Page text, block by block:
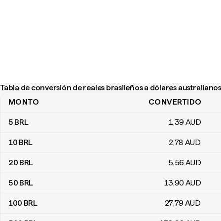
Tabla de conversión de reales brasileños a dólares australianos
Tabla de conversión de reales brasileños a dólares australianos
MONTO CONVERTIDO
5 BRL 1,39 AUD
10 BRL 2,78 AUD
20 BRL 5,56 AUD
50 BRL 13,90 AUD
100 BRL 27,79 AUD